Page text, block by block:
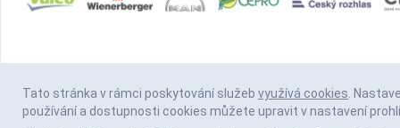
Tato stránka v rámci poskytování služeb využívá cookies.
používání a dostupnosti cookies můžete upravit v nastavení